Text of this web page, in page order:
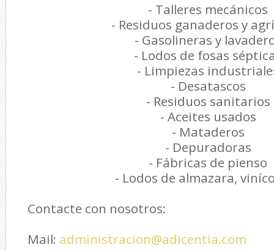
- Talleres mecánicos
- Residuos ganaderos y
- Gasolineras y
- Lodos de fosas
- Limpiezas
- Desatascos
- Residuos sanitarios
- Aceites usados
- Mataderos
- Depuradoras
- Fábricas de pienso
- Lodos de almazara,
Contacte con nosotros:
Mail: administracion@adicentia.com